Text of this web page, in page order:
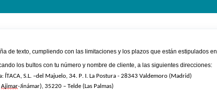
de texto, cumpliendo con las limitaciones y los plazos que están estipulados en
los bultos con tu número y nombre de cliente, a las siguientes direcciones:
ÍTACA, S.L. –del Majuelo, 34. P. I. La Postura - 28343 Valdemoro (Madrid)
Ajimar-Jinámar), 35220 – Telde (Las Palmas)